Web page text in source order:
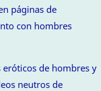
páginas de
con hombres
de hombres y
neutros de